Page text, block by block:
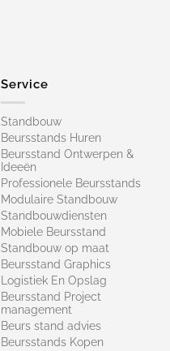
Service
Standbouw
Beursstands Huren
Beursstand Ontwerpen &
Ideeën
Professionele Beursstands
Modulaire Standbouw
Standbouwdiensten
Mobiele Beursstand
Standbouw op maat​
Beursstand Graphics
Logistiek En Opslag
Beursstand Project
management
Beurs stand advies
Beursstands Kopen